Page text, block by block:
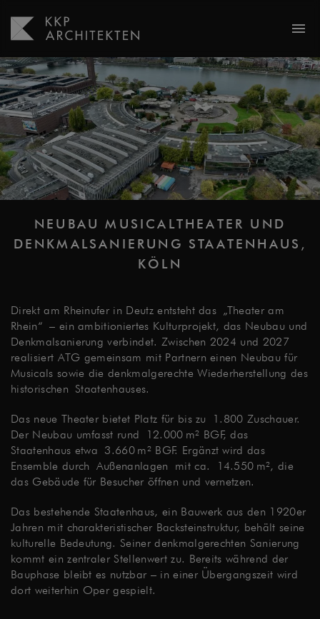
menu
NEUBAU MUSICALTHEATER UND
DENKMALSANIERUNG STAATENHAUS,
KÖLN
Direkt am Rheinufer in Deutz entsteht das „Theater am
Rhein“ – ein ambitioniertes Kulturprojekt, das Neubau und
Denkmalsanierung verbindet. Zwischen 2024 und 2027
realisiert ATG gemeinsam mit Partnern einen Neubau für
Musicals sowie die denkmalgerechte Wiederherstellung des
historischen Staatenhauses.
Das neue Theater bietet Platz für bis zu 1.800 Zuschauer.
Der Neubau umfasst rund 12.000 m² BGF, das
Staatenhaus etwa 3.660 m² BGF. Ergänzt wird das
Ensemble durch Außenanlagen mit ca. 14.550 m², die
das Gebäude für Besucher öffnen und vernetzen.
Das bestehende Staatenhaus, ein Bauwerk aus den 1920er
Jahren mit charakteristischer Backsteinstruktur, behält seine
kulturelle Bedeutung. Seiner denkmalgerechten Sanierung
kommt ein zentraler Stellenwert zu. Bereits während der
Bauphase bleibt es nutzbar – in einer Übergangszeit wird
dort weiterhin Oper gespielt.